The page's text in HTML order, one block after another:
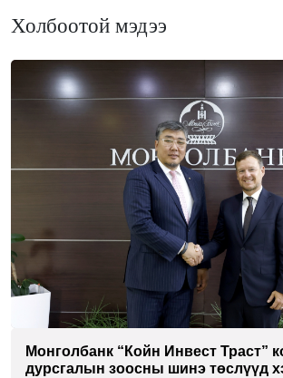
Холбоотой мэдээ
Монголбанк “Койн Инвест Траст”
дурсгалын зоосны шинэ төслүүд